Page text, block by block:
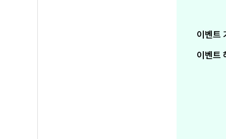
이벤트
이벤트